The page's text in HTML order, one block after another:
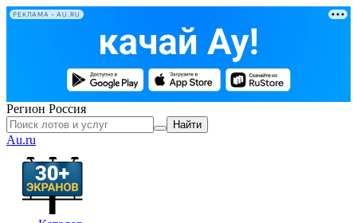
РЕКЛАМА • AU.RU
Регион Россия
Найти
Au.ru